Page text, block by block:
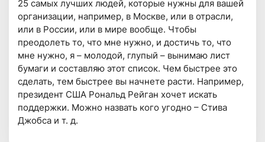
25 самых лучших людей, которые нужны для вашей
организации, например, в Москве, или в отрасли,
или в России, или в мире вообще. Чтобы
преодолеть то, что мне нужно, и достичь то, что
мне нужно, я – молодой, глупый – вынимаю лист
бумаги и составляю этот список. Чем быстрее это
сделать, тем быстрее вы начнете расти. Например,
президент США Рональд Рейган хочет искать
поддержки. Можно назвать кого угодно – Стива
Джобса и т. д.